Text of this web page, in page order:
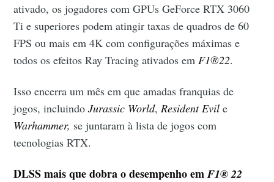
ativado, os jogadores com GPUs GeForce RTX 3060
Ti e superiores podem atingir taxas de quadros de 60
FPS ou mais em 4K com configurações máximas e
todos os efeitos Ray Tracing ativados emF1®22.
Isso encerra um mês em que amadas franquias de
jogos, incluindoJurassic World,Resident Evil e
Warhammer, se juntaram à lista de jogos com
tecnologias RTX.
DLSS mais que dobra o desempenho emF1® 22